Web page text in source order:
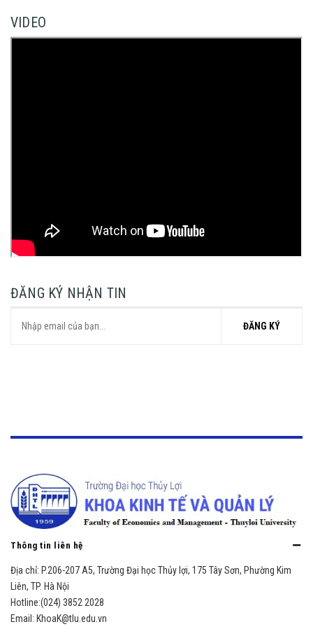
VIDEO
ĐĂNG KÝ NHẬN TIN
ĐĂNG KÝ
Thông tin liên hệ
Địa chỉ: P.206-207 A5, Trường Đại học Thủy lợi, 175 Tây Sơn, Phường Kim
Liên, TP. Hà Nội
Hotline:(024) 3852 2028
Email: KhoaK@tlu.edu.vn